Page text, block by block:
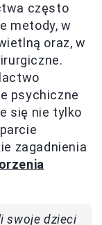
często
metody, w
oraz, w
psychiczne
się nie tylko
zagadnienia
swoje dzieci